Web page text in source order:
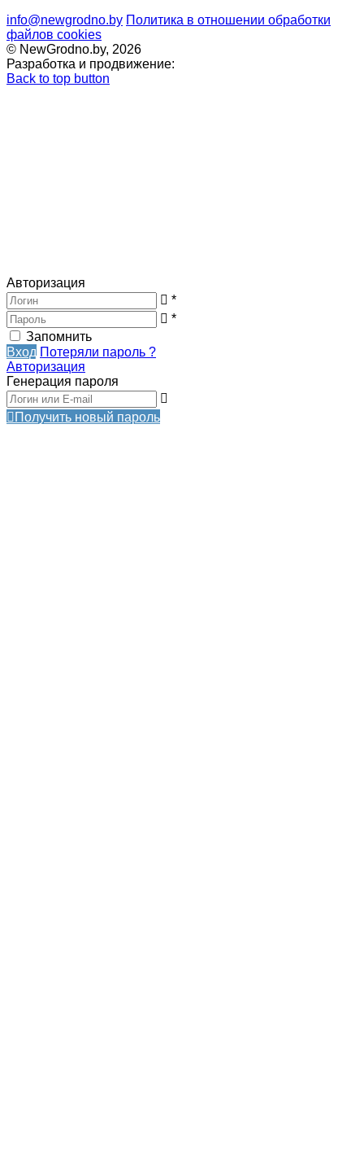
info@newgrodno.by Политика в отношении обработки
файлов cookies
© NewGrodno.by, 2026
Разработка и продвижение:
Back to top button
Авторизация
*
*
Запомнить
Вход Потеряли пароль ?
Авторизация
Генерация пароля
Получить новый пароль